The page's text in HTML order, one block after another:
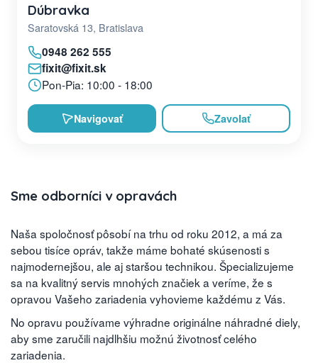
Dúbravka
Saratovská 13, Bratislava
0948 262 555
fixit@fixit.sk
Pon-Pia: 10:00 - 18:00
Navigovať Zavolať
Sme odborníci v opravách
Naša spoločnosť pôsobí na trhu od roku 2012, a má za
sebou tisíce opráv, takže máme bohaté skúsenosti s
najmodernejšou, ale aj staršou technikou. Špecializujeme
sa na kvalitný servis mnohých značiek a veríme, že s
opravou Vašeho zariadenia vyhovieme každému z Vás.
No opravu používame výhradne originálne náhradné diely,
aby sme zaručili najdlhšiu možnú životnosť celého
zariadenia.